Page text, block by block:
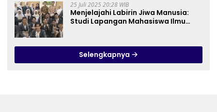
25 Juli 2025 20:28 WIB
Menjelajahi Labirin Jiwa Manusia:
Studi Lapangan Mahasiswa Ilmu
Selengkapnya